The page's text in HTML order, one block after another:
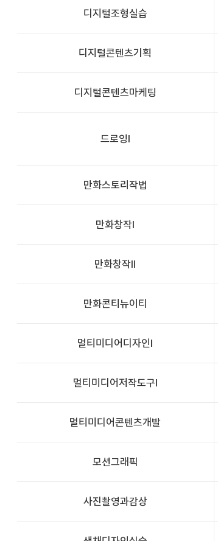
디지털조형실습
디지털콘텐츠기획
디지털콘텐츠마케팅
드로잉Ⅰ
만화스토리작법
만화창작Ⅰ
만화창작Ⅱ
만화콘티뉴이티
멀티미디어디자인Ⅰ
멀티미디어저작도구Ⅰ
멀티미디어콘텐츠개발
모션그래픽
사진촬영과감상